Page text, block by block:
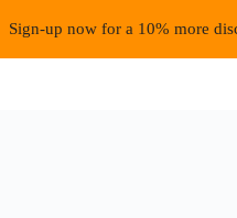
Sign-up now for a 10% more